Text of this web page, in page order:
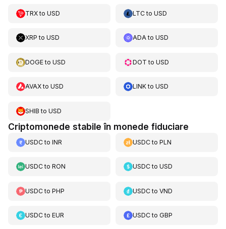
TRXto USD LTCtoUSD
XRP to USD ADAtoUSD
DOGEto USD DOT toUSD
AVAXto USD LINKtoUSD
SHIB to USD
Criptomonede stabile în monede fiduciare
USDCto INR USDCtoPLN
USDCto RON USDCtoUSD
USDCto PHP USDCtoVND
USDCto EUR USDCtoGBP